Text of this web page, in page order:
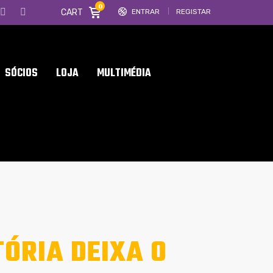
ENTRAR REGISTAR
CART
0
SÓCIOS LOJA MULTIMÉDIA
DEIXA O